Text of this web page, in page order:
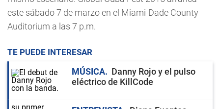
este sábado 7 de marzo en el Miami-Dade County
Auditorium a las 7 p.m.
TE PUEDE INTERESAR
MÚSICA
Danny Rojo y el pulso
eléctrico de KillCode